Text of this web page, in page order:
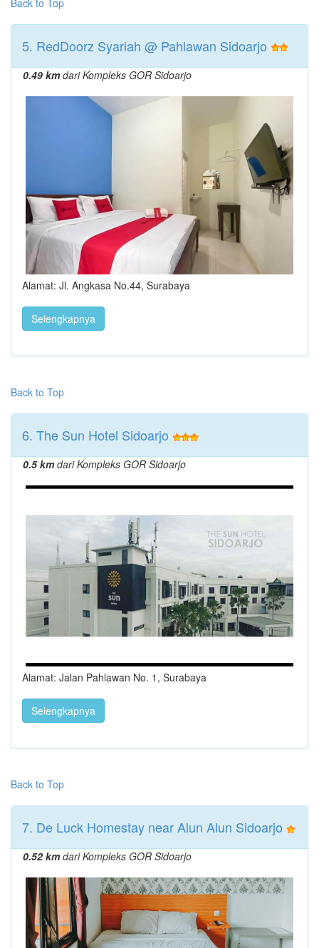
5. RedDoorz Syariah @ Pahlawan Sidoarjo
0.49 kmdari Kompleks GOR Sidoarjo
Alamat: Jl. Angkasa No.44, Surabaya
Selengkapnya
Back to Top
6. The Sun Hotel Sidoarjo
0.5 kmdari Kompleks GOR Sidoarjo
Alamat: Jalan Pahlawan No. 1, Surabaya
Selengkapnya
Back to Top
7. De Luck Homestay near Alun Alun Sidoarjo
0.52 kmdari Kompleks GOR Sidoarjo